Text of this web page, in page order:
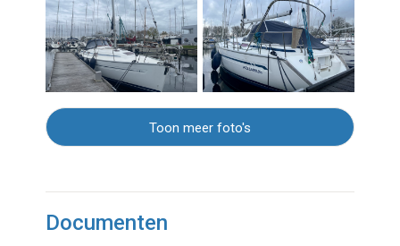
Toon meer foto's
Documenten